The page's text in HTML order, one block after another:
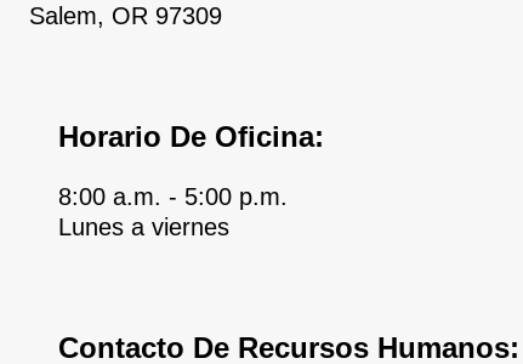
Salem, OR 97309
Horario De Oficina:
8:00 a.m. - 5:00 p.m.
Lunes a viernes
Contacto De Recursos Humanos: